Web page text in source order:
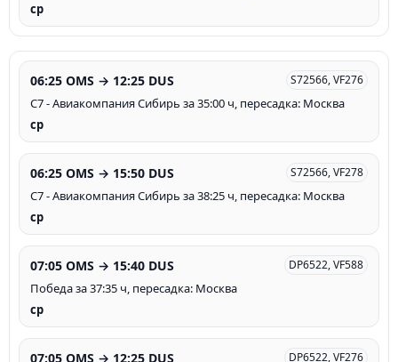
ср
06:25 OMS → 12:25 DUS S72566, VF276
С7 - Авиакомпания Сибирь за 35:00 ч, пересадка: Москва
ср
06:25 OMS → 15:50 DUS S72566, VF278
С7 - Авиакомпания Сибирь за 38:25 ч, пересадка: Москва
ср
07:05 OMS → 15:40 DUS DP6522, VF588
Победа за 37:35 ч, пересадка: Москва
ср
07:05 OMS → 12:25 DUS DP6522, VF276